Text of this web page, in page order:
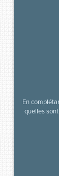
En
quelles